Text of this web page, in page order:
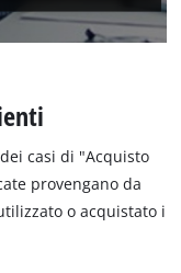
casi di "Acquisto
provengano da
o acquistato i